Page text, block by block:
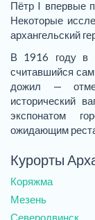
Пётр I впервые
Некоторые
архангельский
В 1916 году в
считавшийся
дожил —
исторический
экспонатом
ожидающим
Курорты
Коряжма
Мезень
Северодвинск